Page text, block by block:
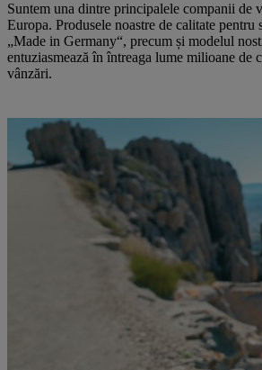
Suntem una dintre principalele companii de
Europa. Produsele noastre de calitate pentru
„Made in Germany“, precum și modelul
entuziasmează în întreaga lume milioane de
vânzări.